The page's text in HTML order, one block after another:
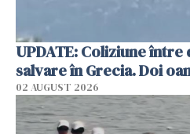
UPDATE: Coliziune
salvare în Grecia. Doi
02 AUGUST 2026